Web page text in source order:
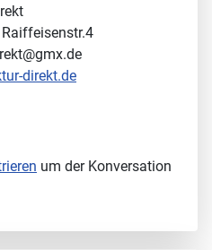
direkt.de
um der Konversation